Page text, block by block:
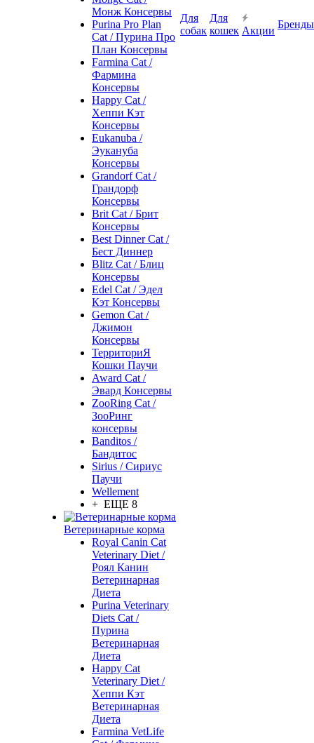
Монж Консервы
Purina Pro Plan
Cat / Пурина Про
План Консервы
Farmina Cat /
Фармина
Консервы
Happy Cat /
Хеппи Кэт
Консервы
Eukanuba /
Эукануба
Консервы
Grandorf Cat /
Грандорф
Консервы
Brit Cat / Брит
Консервы
Best Dinner Cat /
Бест Диннер
Blitz Cat / Блиц
Консервы
Edel Cat / Эдел
Кэт Консервы
Gemon Cat /
Джимон
Консервы
ТерриториЯ
Кошки Паучи
Award Cat /
Эвард Консервы
ZooRing Cat /
ЗооРинг
консервы
Banditos /
Бандитос
Sirius / Сириус
Паучи
Wellement
+ ЕЩЕ 8
Ветеринарные корма
Royal Canin Cat
Veterinary Diet /
Роял Канин
Ветеринарная
Диета
Purina Veterinary
Diets Cat /
Пурина
Ветеринарная
Диета
Happy Cat
Veterinary Diet /
Хеппи Кэт
Ветеринарная
Диета
Farmina VetLife
Для
собак
Для
кошек Акции
Бренды